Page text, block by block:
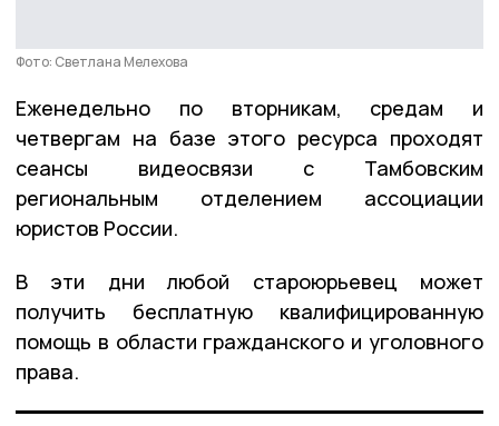
Фото: Светлана Мелехова
Еженедельно по вторникам, средам и
четвергам на базе этого ресурса проходят
сеансы видеосвязи с Тамбовским
региональным отделением ассоциации
юристов России.
В эти дни любой староюрьевец может
получить бесплатную квалифицированную
помощь в области гражданского и уголовного
права.